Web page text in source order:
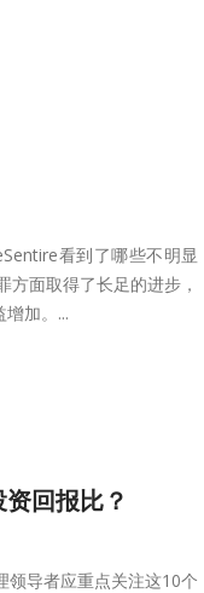
看到了哪些不明显
面取得了长足的进步，
加。...
回报比？
领导者应重点关注这10个